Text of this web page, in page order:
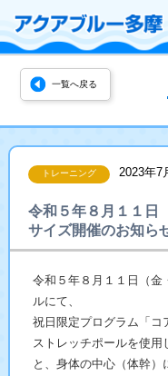
一覧へ戻る
トレーニング 2023年7
令和５年８月１１日
サイズ開催のお知ら
令和５年８月１１日（金
ルにて、
祝日限定プログラム「コ
ストレッチポールを使
と、身体の中心（体幹）